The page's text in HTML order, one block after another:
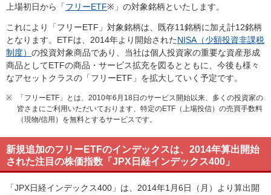
上場初日から「フリーETF※」の対象銘柄といたします。
これにより「フリーETF」対象銘柄は、既存11銘柄に加え計12銘柄
となります。ETFは、2014年より開始されたNISA（少額投資非課税
制度） の投資対象商品であり、当社は個人投資家の重要な資産形成
商品としてETFの商品・サービス拡充を図るとともに、今後も様々
なアセットクラスの「フリーETF」を拡大していく予定です。
※
「フリーETF」とは、2010年6月18日のサービス開始以来、多くの投資家の
皆さまにご利用いただいております、特定のETF（上場投信）の売買手数料
（現物/信用）を無料とするサービスです。
新規追加のフリーETFのインデックスは、2014年算出開始
された注目の株価指数「JPX日経インデックス400」
「JPX日経インデックス400」は、2014年1月6日（月）より算出開